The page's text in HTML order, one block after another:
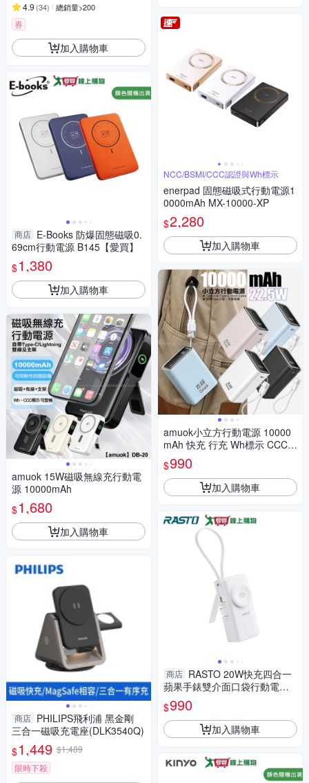
4.9 (34) 總銷量>200
券
加入購物車
商店 E-Books 防爆固態磁吸0.
69cm行動電源 B145【愛買】
$1,380
加入購物車
amuok 15W磁吸無線充行動電
源 10000mAh
$1,680
加入購物車
商店 PHILIPS飛利浦 黑金剛
三合一磁吸充電座(DLK3540Q)
$1,449 $1,489
限時下殺
NCC/BSMI/CCC認證與Wh標示
enerpad 固態磁吸式行動電源1
0000mAh MX-10000-XP
$2,280
加入購物車
amuok小立方行動電源 10000
mAh 快充 行充 Wh標示 CCC認
證 附雙TC掛繩線
$990
加入購物車
商店 RASTO 20W快充四合一
蘋果手錶雙介面口袋行動電源
RB56【愛買】
$990
加入購物車